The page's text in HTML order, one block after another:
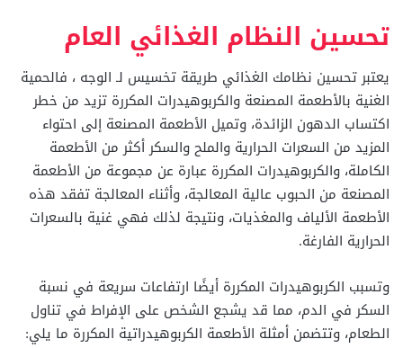
تحسين النظام الغذائي العام
يعتبر تحسين نظامك الغذائي طريقة تخسيس لـ الوجه ، فالحمية
الغنية بالأطعمة المصنعة والكربوهيدرات المكررة تزيد من خطر
اكتساب الدهون الزائدة، وتميل الأطعمة المصنعة إلى احتواء
المزيد من السعرات الحرارية والملح والسكر أكثر من الأطعمة
الكاملة، والكربوهيدرات المكررة عبارة عن مجموعة من الأطعمة
المصنعة من الحبوب عالية المعالجة، وأثناء المعالجة تفقد هذه
الأطعمة الألياف والمغذيات، ونتيجة لذلك فهي غنية بالسعرات
الحرارية الفارغة.
وتسبب الكربوهيدرات المكررة أيضًا ارتفاعات سريعة في نسبة
السكر في الدم، مما قد يشجع الشخص على الإفراط في تناول
الطعام، وتتضمن أمثلة الأطعمة الكربوهيدراتية المكررة ما يلي: